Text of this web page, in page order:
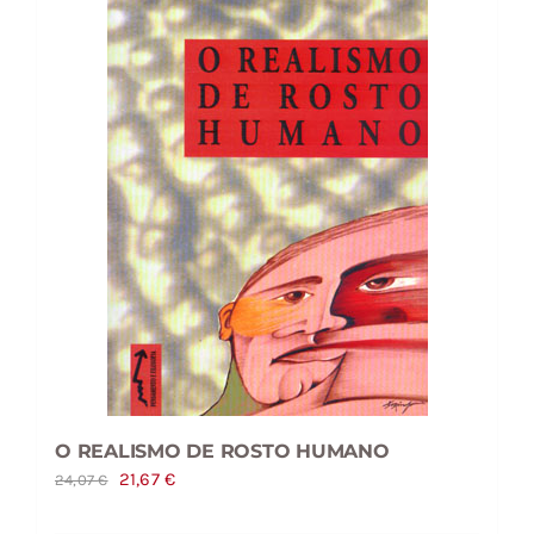
O REALISMO DE ROSTO HUMANO
24,07€
O
21,67€O